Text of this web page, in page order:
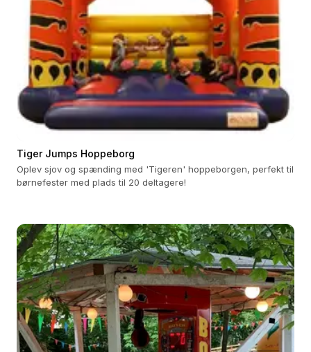
Tiger Jumps Hoppeborg
Oplev sjov og spænding med 'Tigeren' hoppeborgen, perfekt til
børnefester med plads til 20 deltagere!